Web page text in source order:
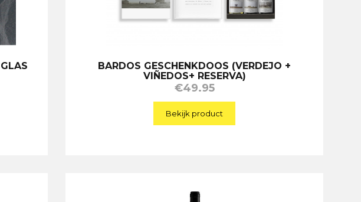
BARDOS GESCHENKDOOS (VERDEJO +
VIÑEDOS+ RESERVA)
€49.95
Bekijk product